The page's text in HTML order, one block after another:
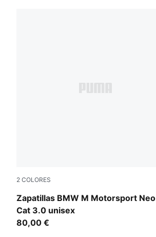
2 COLORES
Zapatillas BMW M Motorsport Neo
Cat 3.0 unisex
PUMA Black-PUMA Silver
80,00 €